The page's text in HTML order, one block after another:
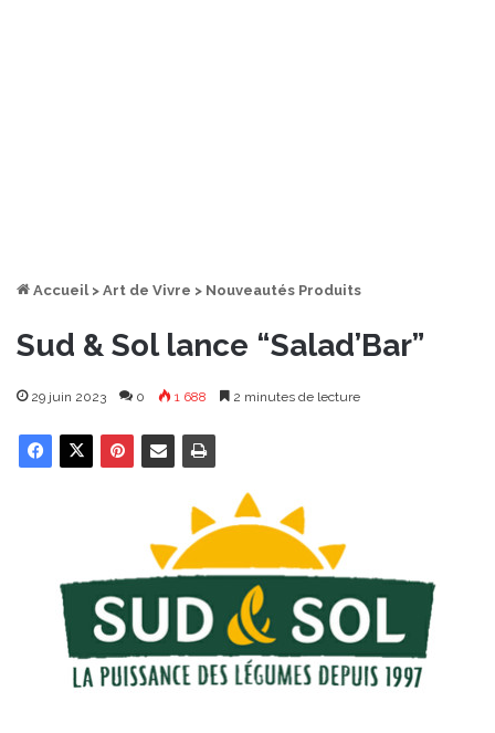
Accueil > Art de Vivre > Nouveautés Produits
Sud & Sol lance “Salad’Bar”
29 juin 2023 0 1 688 2 minutes de lecture